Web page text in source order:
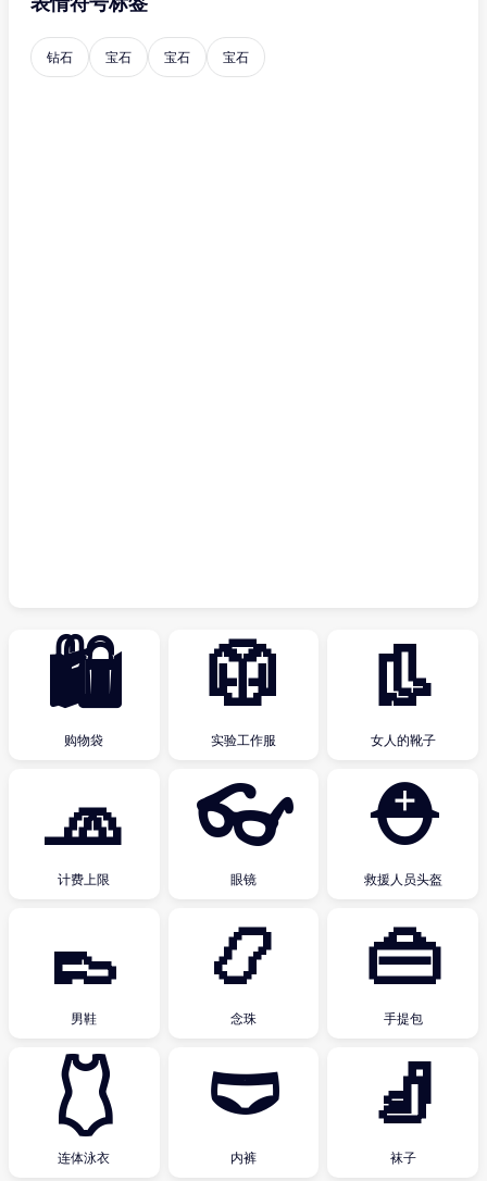
钻石 宝石 宝石 宝石
🛍
购物袋
🥼
实验工作服
👢
女人的靴子
🧢
计费上限
👓
眼镜
⛑
救援人员头盔
👞
男鞋
📿
念珠
👜
手提包
🩱
连体泳衣
🩲
内裤
🧦
袜子